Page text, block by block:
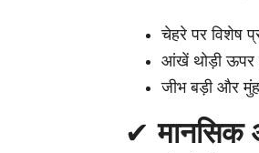
चेहरे पर विशेष
आंखें थोड़ी ऊपर
जीभ बड़ी और
✔मानसिक